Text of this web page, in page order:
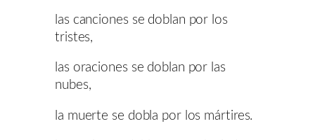
las canciones se doblan por los
tristes,
las oraciones se doblan por las
nubes,
la muerte se dobla por los mártires.